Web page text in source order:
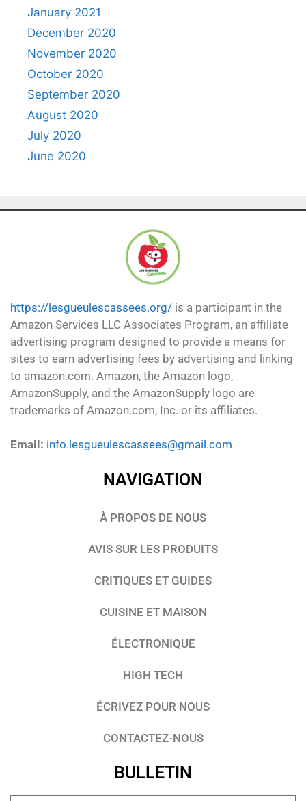
January 2021
December 2020
November 2020
October 2020
September 2020
August 2020
July 2020
June 2020
https://lesgueulescassees.org/ is a participant in the
Amazon Services LLC Associates Program, an affiliate
advertising program designed to provide a means for
sites to earn advertising fees by advertising and linking
to amazon.com. Amazon, the Amazon logo,
AmazonSupply, and the AmazonSupply logo are
trademarks of Amazon.com, Inc. or its affiliates.
Email: info.lesgueulescassees@gmail.com
NAVIGATION
À PROPOS DE NOUS
AVIS SUR LES PRODUITS
CRITIQUES ET GUIDES
CUISINE ET MAISON
ÉLECTRONIQUE
HIGH TECH
ÉCRIVEZ POUR NOUS
CONTACTEZ-NOUS
BULLETIN